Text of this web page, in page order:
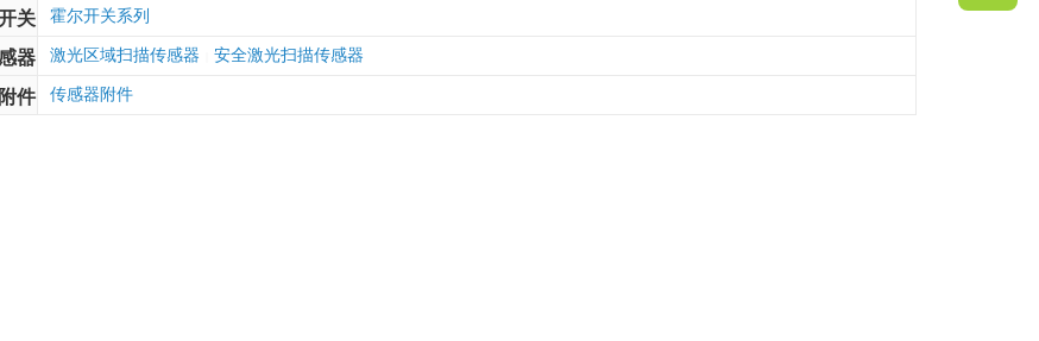
关 霍尔开关系列
器 激光区域扫描传感器 安全激光扫描传感器
件 传感器附件